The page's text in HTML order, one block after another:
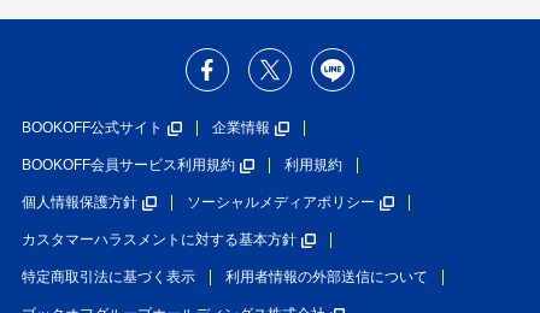
BOOKOFF公式サイト 企業情報
BOOKOFF会員サービス利用規約 利用規約
個人情報保護方針 ソーシャルメディアポリシー
カスタマーハラスメントに対する基本方針
特定商取引法に基づく表示 利用者情報の外部送信について